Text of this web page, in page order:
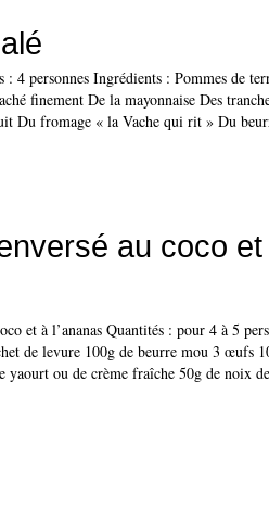
: 4 personnes Ingrédients : Pommes de
finement De la mayonnaise Des
Du fromage « la Vache qui rit » Du
au coco
et à l’ananas Quantités : pour 4 à 5
de levure 100g de beurre mou 3 œufs
yaourt ou de crème fraîche 50g de noix